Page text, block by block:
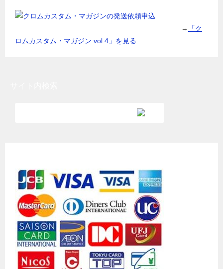
→
「ク
ロムカスタム・マガジン vol.4」を見る